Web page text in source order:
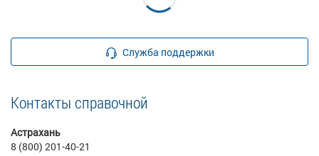
Служба поддержки
Контакты справочной
Астрахань
8 (800) 201-40-21